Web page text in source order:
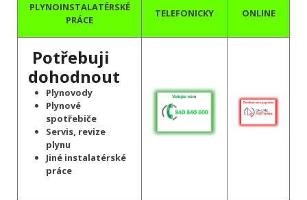
PLYNOINSTALATÉRSKÉ
PRÁCE
TELEFONICKY ONLINE
Potřebuji
dohodnout
Plynovody
Plynové
spotřebiče
Servis, revize
plynu
Jiné instalatérské
práce